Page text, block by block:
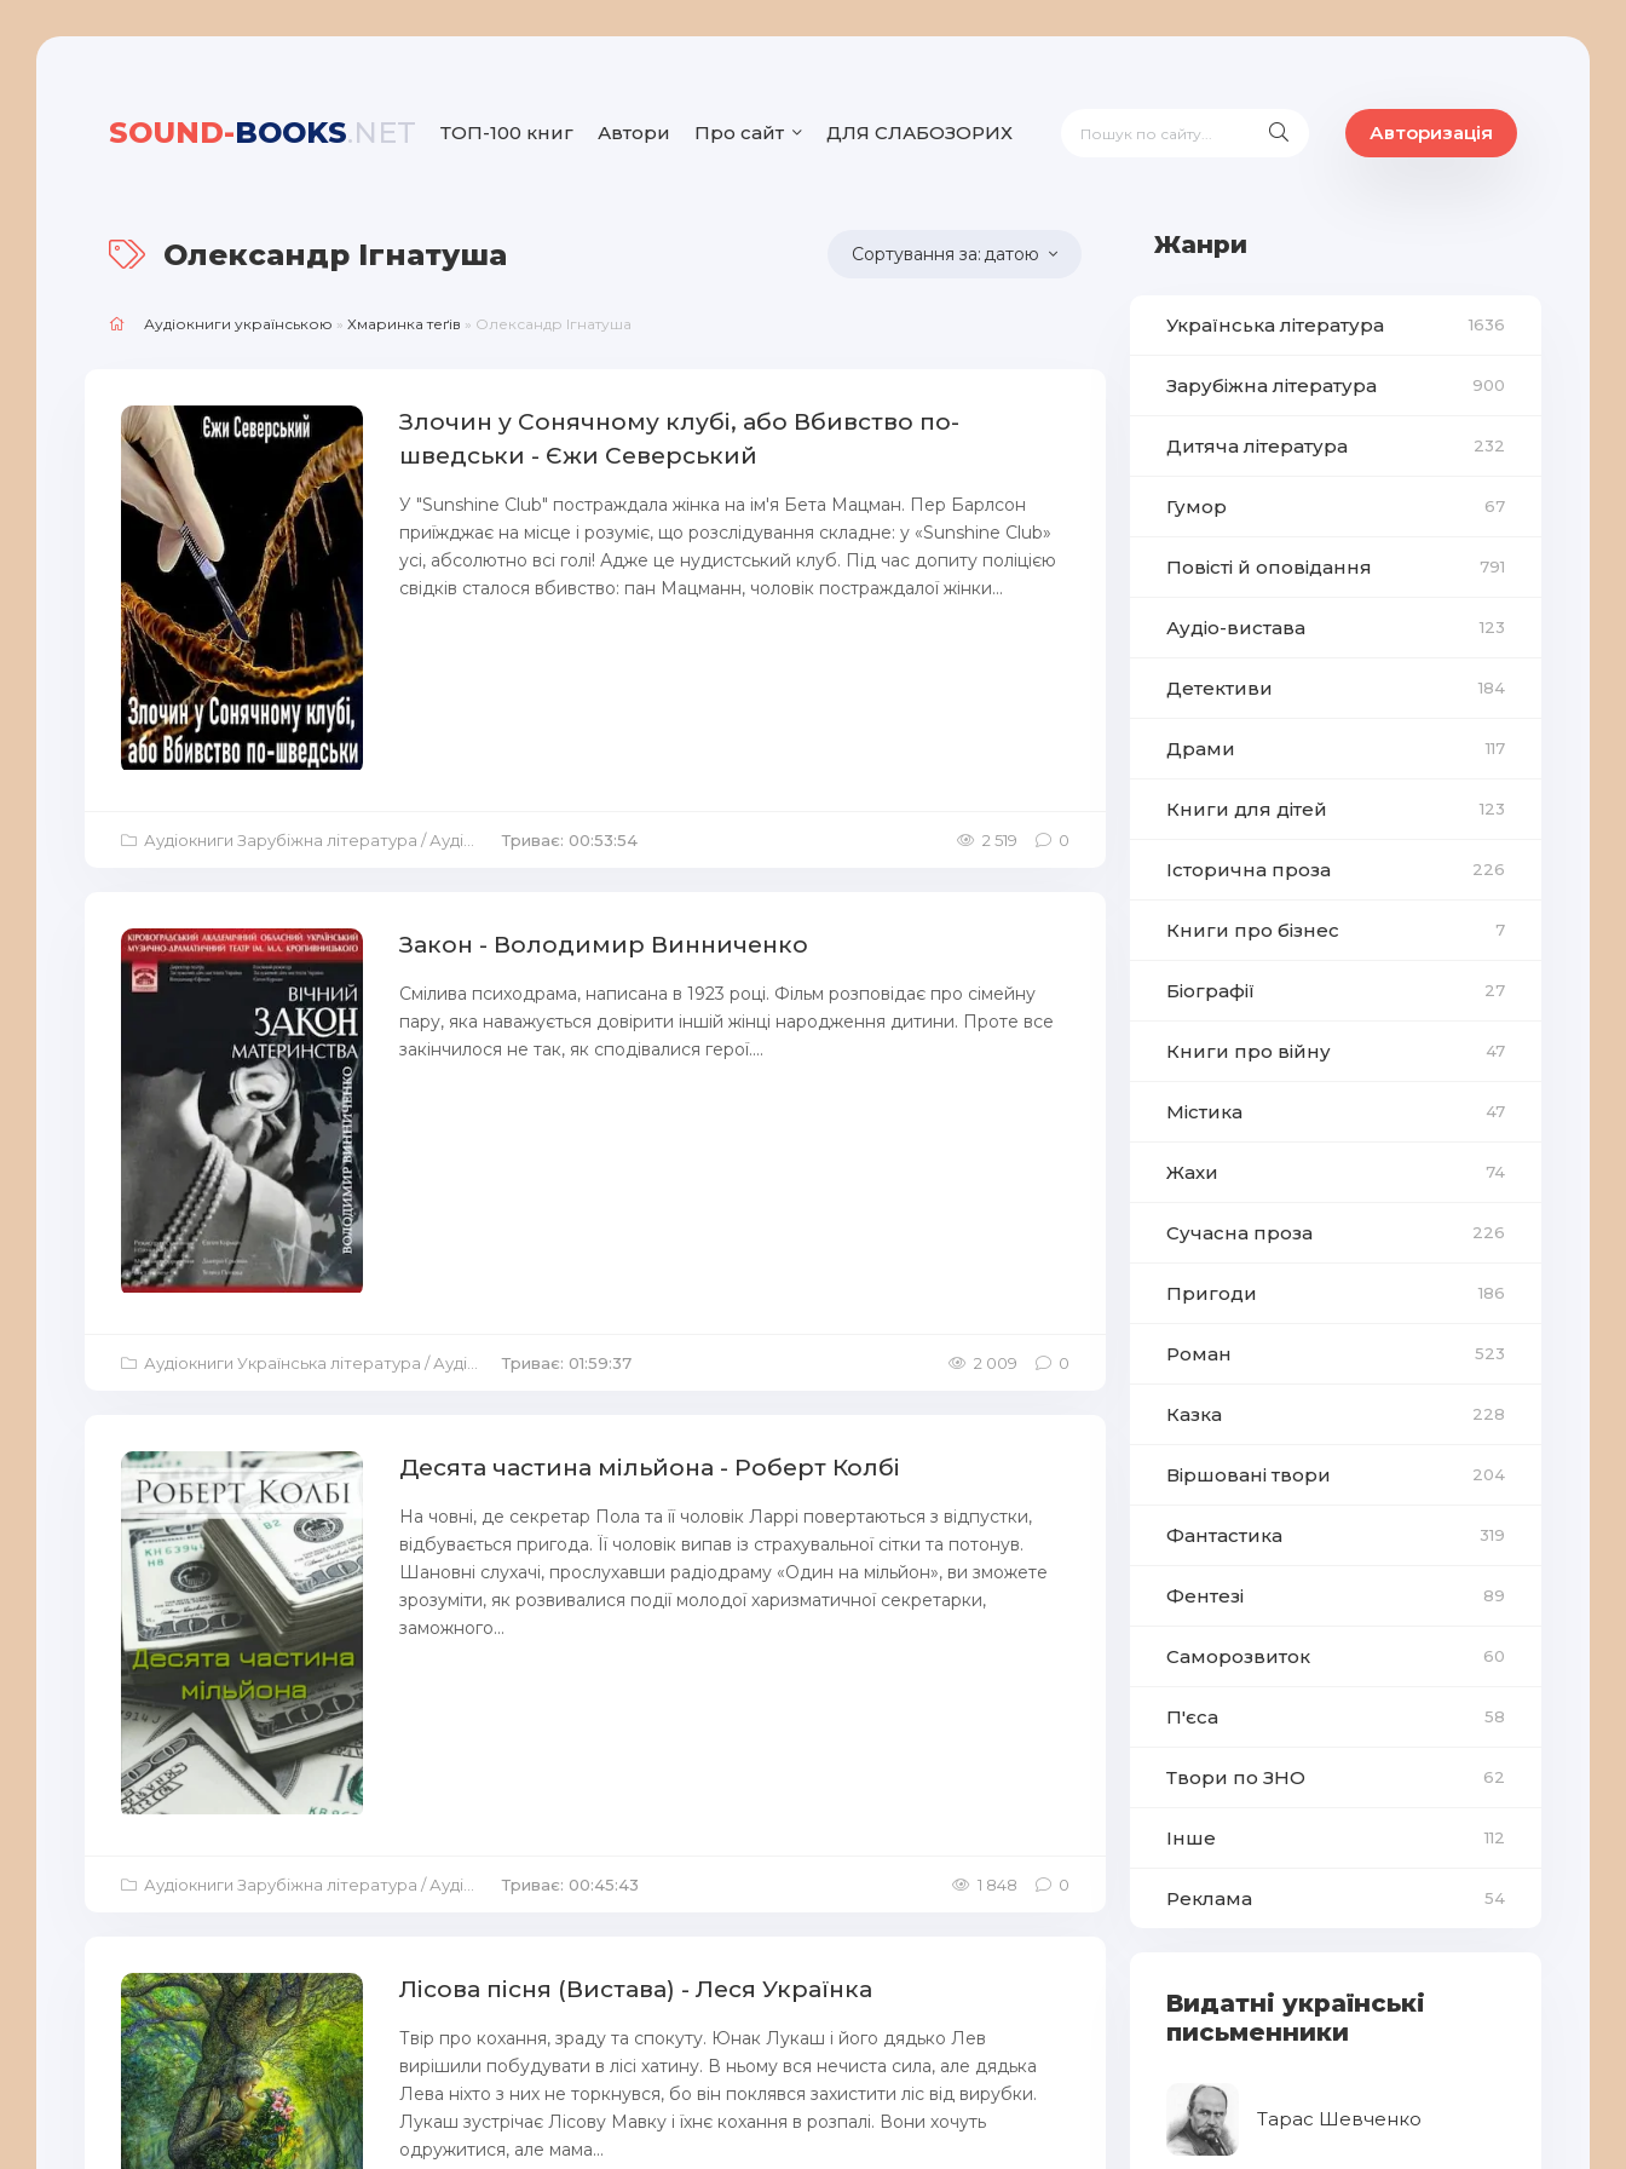
SOUND-BOOKS.NET ТОП-100 книг Автори Про сайт ДЛЯ СЛАБОЗОРИХ Авторизація
Олександр Ігнатуша датою
Аудіокниги українською » Хмаринка теґів » Олександр Ігнатуша
Злочин у Сонячному клубі, або Вбивство по-
шведськи - Єжи Северський
У "Sunshine Club" постраждала жінка на ім'я Бета Мацман. Пер Барлсон
приїжджає на місце і розуміє, що розслідування складне: у «Sunshine Club»
усі, абсолютно всі голі! Адже це нудистський клуб. Під час допиту поліцією
свідків сталося вбивство: пан Мацманн, чоловік постраждалої жінки...
Аудіокниги Зарубіжна література /Аудіокниги Аудіо-вистави Триває: 00:53:54 2 519 0
Закон - Володимир Винниченко
Смілива психодрама, написана в 1923 році. Фільм розповідає про сімейну
пару, яка наважується довірити іншій жінці народження дитини. Проте все
закінчилося не так, як сподівалися герої....
Аудіокниги Українська література /Аудіокниги Аудіо-вистави Триває: 01:59:37 2 009 0
Десята частина мільйона - Роберт Колбі
На човні, де секретар Пола та її чоловік Ларрі повертаються з відпустки,
відбувається пригода. Її чоловік випав із страхувальної сітки та потонув.
Шановні слухачі, прослухавши радіодраму «Один на мільйон», ви зможете
зрозуміти, як розвивалися події молодої харизматичної секретарки,
заможного...
Аудіокниги Зарубіжна література /Аудіокниги Аудіо-вистави Триває: 00:45:43 1 848 0
Лісова пісня (Вистава) - Леся Українка
Твір про кохання, зраду та спокуту. Юнак Лукаш і його дядько Лев
вирішили побудувати в лісі хатину. В ньому вся нечиста сила, але дядька
Лева ніхто з них не торкнувся, бо він поклявся захистити ліс від вирубки.
Лукаш зустрічає Лісову Мавку і їхнє кохання в розпалі. Вони хочуть
одружитися, але мама...
Жанри
Українська література 1636
Зарубіжна література 900
Дитяча література 232
Гумор 67
Повісті й оповідання 791
Аудіо-вистава 123
Детективи 184
Драми 117
Книги для дітей 123
Історична проза 226
Книги про бізнес 7
Біографії 27
Книги про війну 47
Містика 47
Жахи 74
Сучасна проза 226
Пригоди 186
Роман 523
Казка 228
Віршовані твори 204
Фантастика 319
Фентезі 89
Саморозвиток 60
П'єса 58
Твори по ЗНО 62
Інше 112
Реклама 54
Видатні українські
письменники
Тарас Шевченко